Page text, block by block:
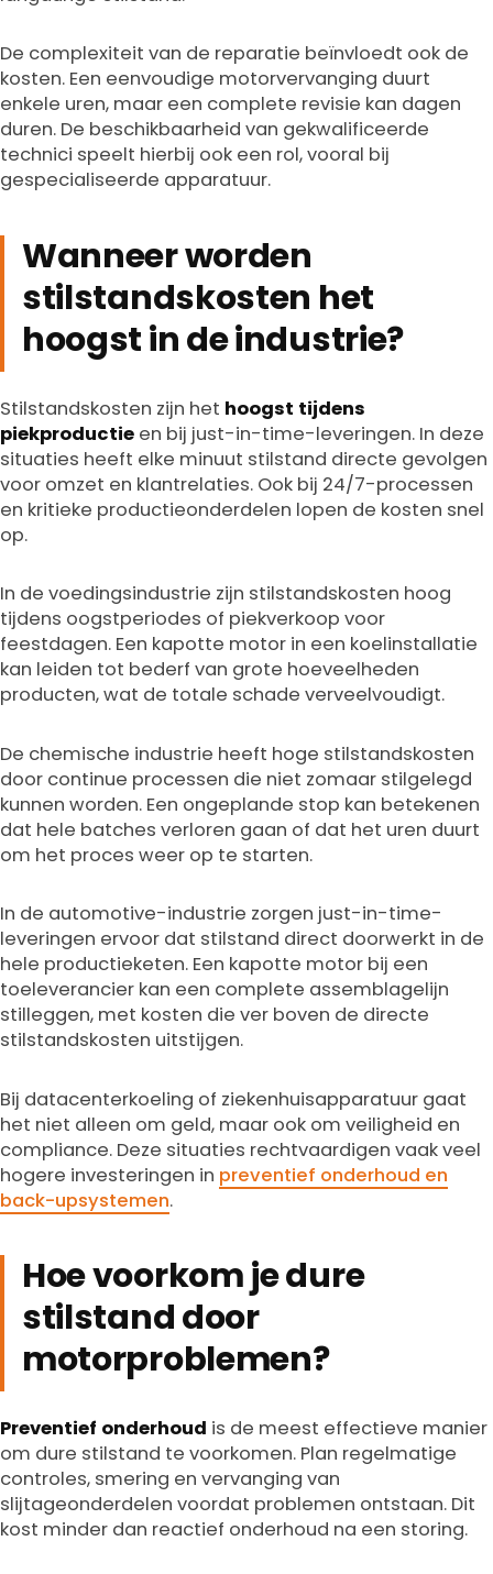
De complexiteit van de reparatie beïnvloedt ook de
kosten. Een eenvoudige motorvervanging duurt
enkele uren, maar een complete revisie kan dagen
duren. De beschikbaarheid van gekwalificeerde
technici speelt hierbij ook een rol, vooral bij
gespecialiseerde apparatuur.
Wanneer worden
stilstandskosten het
hoogst in de industrie?
Stilstandskosten zijn het hoogst tijdens
piekproductie en bij just-in-time-leveringen. In deze
situaties heeft elke minuut stilstand directe gevolgen
voor omzet en klantrelaties. Ook bij 24/7-processen
en kritieke productieonderdelen lopen de kosten snel
op.
In de voedingsindustrie zijn stilstandskosten hoog
tijdens oogstperiodes of piekverkoop voor
feestdagen. Een kapotte motor in een koelinstallatie
kan leiden tot bederf van grote hoeveelheden
producten, wat de totale schade verveelvoudigt.
De chemische industrie heeft hoge stilstandskosten
door continue processen die niet zomaar stilgelegd
kunnen worden. Een ongeplande stop kan betekenen
dat hele batches verloren gaan of dat het uren duurt
om het proces weer op te starten.
In de automotive-industrie zorgen just-in-time-
leveringen ervoor dat stilstand direct doorwerkt in de
hele productieketen. Een kapotte motor bij een
toeleverancier kan een complete assemblagelijn
stilleggen, met kosten die ver boven de directe
stilstandskosten uitstijgen.
Bij datacenterkoeling of ziekenhuisapparatuur gaat
het niet alleen om geld, maar ook om veiligheid en
compliance. Deze situaties rechtvaardigen vaak veel
hogere investeringen in preventief onderhoud en
back-upsystemen.
Hoe voorkom je dure
stilstand door
motorproblemen?
Preventief onderhoud is de meest effectieve manier
om dure stilstand te voorkomen. Plan regelmatige
controles, smering en vervanging van
slijtageonderdelen voordat problemen ontstaan. Dit
kost minder dan reactief onderhoud na een storing.